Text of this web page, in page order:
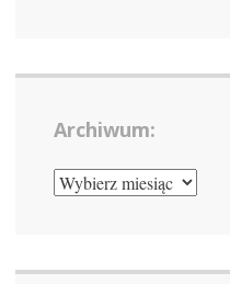
Archiwum:
ARCHIWUM: